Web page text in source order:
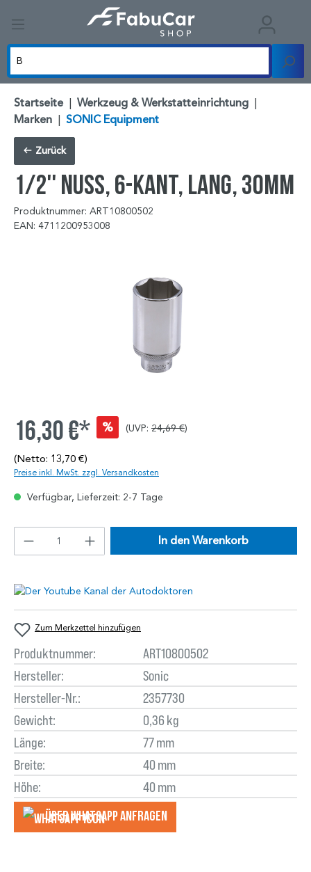
Startseite | Werkzeug & Werkstatteinrichtung |
Marken | SONIC Equipment
Zurück
1/2'' Nuss, 6-kant, lang, 30mm
Produktnummer: ART10800502
EAN: 4711200953008
16,30 €* % (UVP: 24,69 €)
(Netto: 13,70 €)
Preise inkl. MwSt. zzgl. Versandkosten
Verfügbar, Lieferzeit: 2-7 Tage
In den Warenkorb
Zum Merkzettel hinzufügen
Produktnummer:
ART10800502
Hersteller:
Sonic
Hersteller-Nr.:
2357730
Gewicht:
0,36 kg
Länge:
77 mm
Breite:
40 mm
Höhe:
40 mm
Über WhatsApp anfragеn